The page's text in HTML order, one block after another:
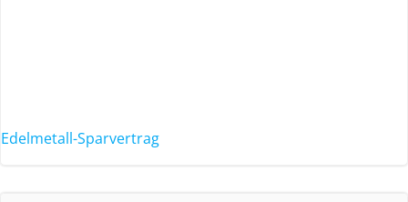
Edelmetall-Sparvertrag